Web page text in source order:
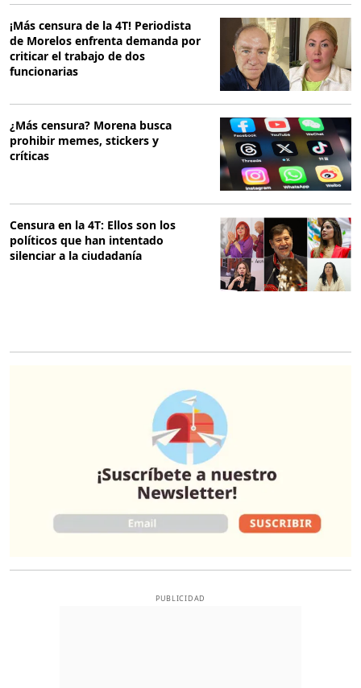
¡Más censura de la 4T! Periodista
de Morelos enfrenta demanda por
criticar el trabajo de dos
funcionarias
¿Más censura? Morena busca
prohibir memes, stickers y
críticas
Censura en la 4T: Ellos son los
políticos que han intentado
silenciar a la ciudadanía
PUBLICIDAD